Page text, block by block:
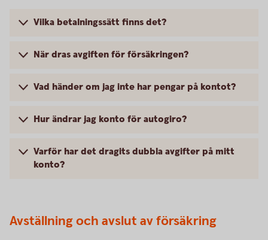
Vilka betalningssätt finns det?
När dras avgiften för försäkringen?
Vad händer om jag inte har pengar på kontot?
Hur ändrar jag konto för autogiro?
Varför har det dragits dubbla avgifter på mitt
konto?
Avställning och avslut av försäkring